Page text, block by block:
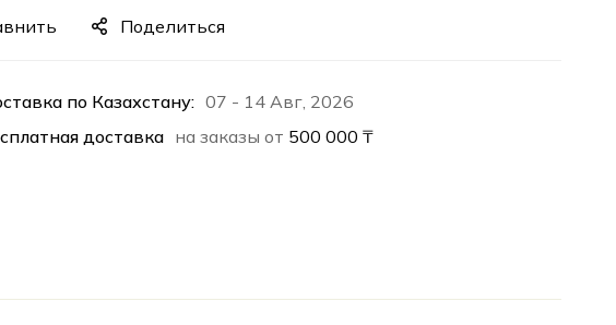
Поделиться
по Казахстану: 07 - 14 Авг, 2026
доставка на заказы от 500 000 ₸